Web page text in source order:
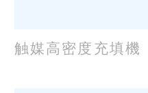
触媒高密度充填機